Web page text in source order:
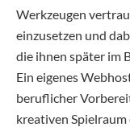
Werkzeugen
einzusetzen und
die ihnen später im
Ein eigenes
beruflicher
kreativen